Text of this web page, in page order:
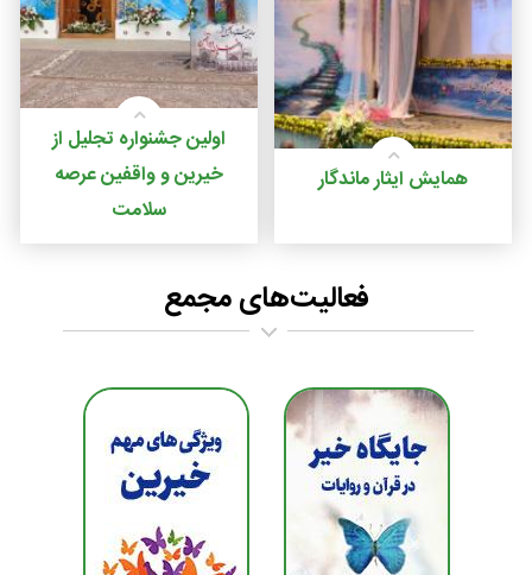
همایش ایثار ماندگار
اولین جشنواره تجلیل از
خیرین و واقفین عرصه
سلامت
فعالیت‌های مجمع